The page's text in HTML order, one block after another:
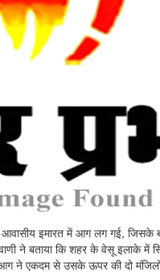
इमारत में आग लग गई, जिसके
ने बताया कि शहर के वेसू इलाके में
ने एकदम से उसके ऊपर की दो